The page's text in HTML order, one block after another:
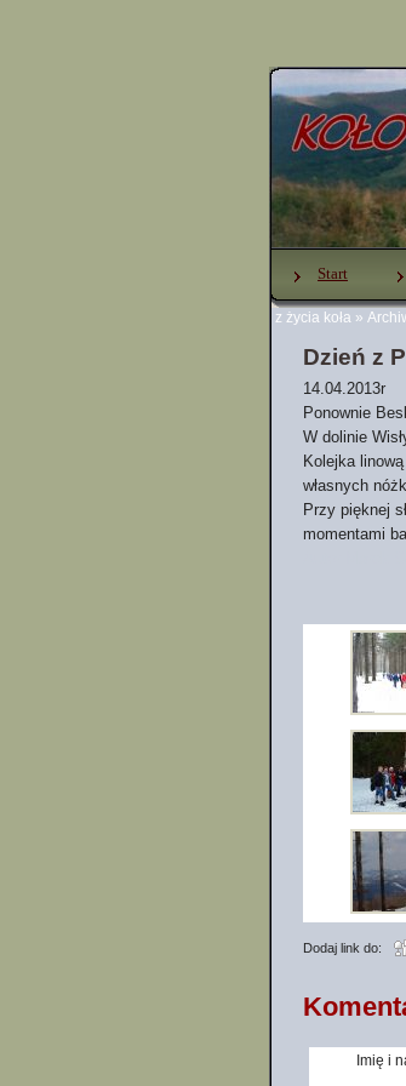
z życia koła »
Start
Dzień z
14.04.2013r
Ponownie
W dolinie
Kolejka
własnych
Przy pięknej
momentami
Dodaj link do:
Imię i